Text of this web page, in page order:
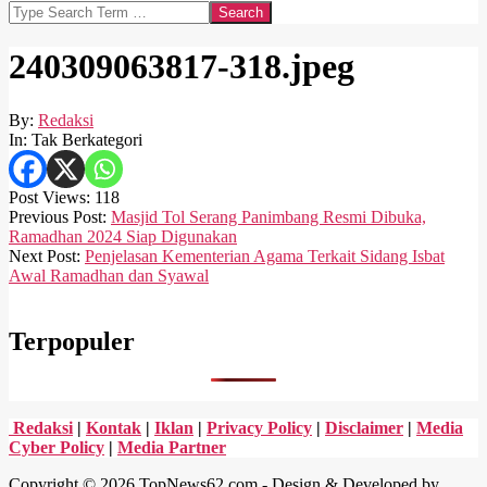
Search
240309063817-318.jpeg
By: Redaksi
In: Tak Berkategori
Post Views: 118
2024-
03-
09
Previous Post: Masjid Tol Serang Panimbang Resmi Dibuka,
Ramadhan 2024 Siap Digunakan
Next Post: Penjelasan Kementerian Agama Terkait Sidang Isbat
Awal Ramadhan dan Syawal
Terpopuler
Redaksi | Kontak | Iklan | Privacy Policy | Disclaimer | Media
Cyber Policy | Media Partner